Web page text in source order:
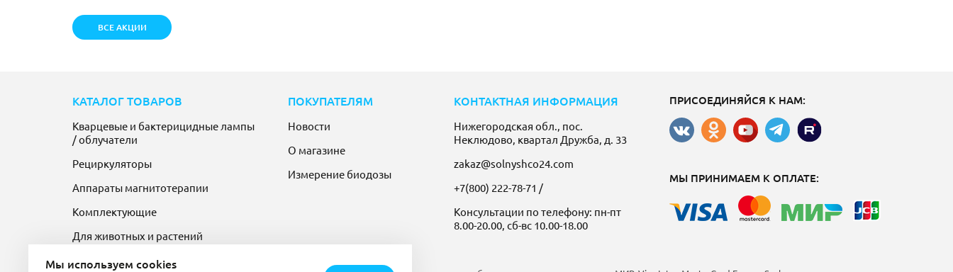
ВСЕ АКЦИИ
КАТАЛОГ ТОВАРОВ
Кварцевые и бактерицидные лампы
/ облучатели
Рециркуляторы
Аппараты магнитотерапии
Комплектующие
Для животных и растений
ПОКУПАТЕЛЯМ
Новости
О магазине
Измерение биодозы
КОНТАКТНАЯ ИНФОРМАЦИЯ
Нижегородская обл., пос.
Неклюдово, квартал Дружба, д. 33
zakaz@solnyshco24.com
+7(800) 222-78-71 /
Консультации по телефону: пн-пт
8.00-20.00, сб-вс 10.00-18.00
ПРИСОЕДИНЯЙСЯ К НАМ:
МЫ ПРИНИМАЕМ К ОПЛАТЕ:
Мы используем cookies